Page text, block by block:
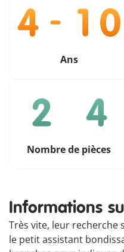
Ans
Nombre de pièces
Informations
Très vite, leur recherche
le petit assistant